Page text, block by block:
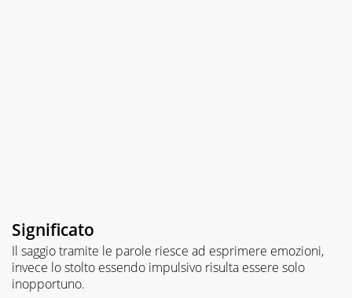
Significato
Il saggio tramite le parole riesce ad esprimere emozioni,
invece lo stolto essendo impulsivo risulta essere solo
inopportuno.